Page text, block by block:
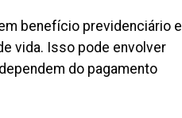
benefício previdenciário e
vida. Isso pode envolver
do pagamento